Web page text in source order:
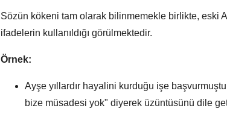
Sözün kökeni tam olarak bilinmemekle birlikte, eski
ifadelerin kullanıldığı görülmektedir.
Örnek:
Ayşe yıllardır hayalini kurduğu işe
bize müsadesi yok" diyerek üzüntüsünü dile